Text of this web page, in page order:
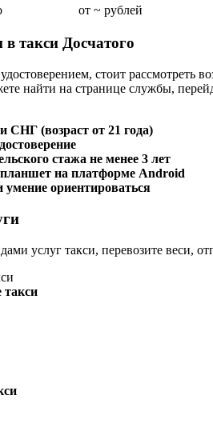
от ~ рублей
в такси Досчатого
стоит рассмотреть
найти на странице службы,
СНГ (возраст от 21 года)
стажа не менее 3 лет
на платформе Android
умение ориентироваться
услуг такси, перевозите веси,
такси